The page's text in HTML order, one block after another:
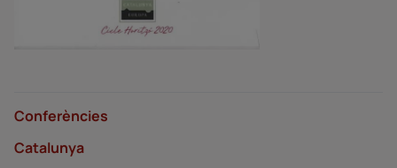
Conferències
Catalunya